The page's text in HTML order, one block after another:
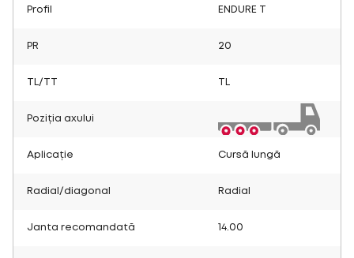
Profil ENDURE T
PR 20
TL/TT
Poziția axului
Aplicație Cursă lungă
Radial/diagonal Radial
Janta recomandată 14.00